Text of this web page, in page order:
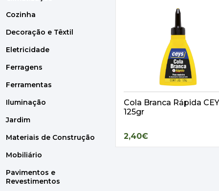
KK 50 - Verde
KK 152 - Camel Escur
KK 155 - Nogueira
KK 154 - Castanho
KK 55
KK 156 - Castanho/Ve
KK 157 - Cinza/Terra
KK 158
140g
20ml
10g
75gr
310ml
Cozinha
Decoração e Têxtil
Eletricidade
Ferragens
Ferramentas
Iluminação
Jardim
Materiais de Construção
Mobiliário
Pavimentos e
Revestimentos
Cola Branca Rápida
125gr
2,40€